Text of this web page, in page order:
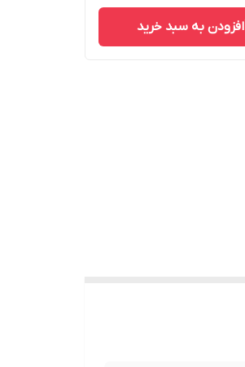
افزودن به سبد خرید